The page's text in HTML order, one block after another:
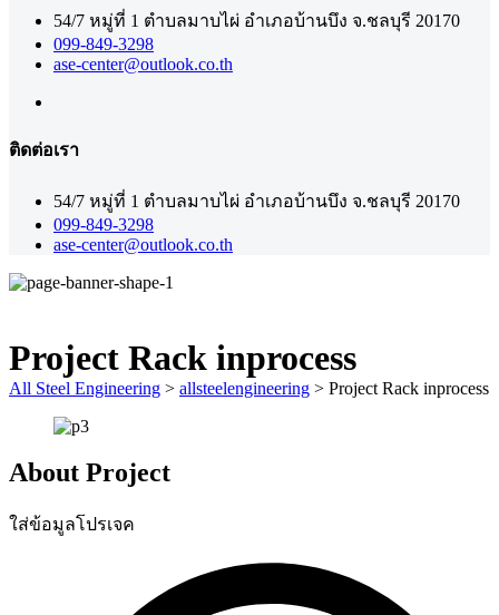
54/7 หมู่ที่ 1 ตำบลมาบไผ่ อำเภอบ้านบึง จ.ชลบุรี 20170
099-849-3298
ase-center@outlook.co.th
ติดต่อเรา
54/7 หมู่ที่ 1 ตำบลมาบไผ่ อำเภอบ้านบึง จ.ชลบุรี 20170
099-849-3298
ase-center@outlook.co.th
Project Rack inprocess
All Steel Engineering > allsteelengineering > Project Rack inprocess
About Project
ใส่ข้อมูลโปรเจค